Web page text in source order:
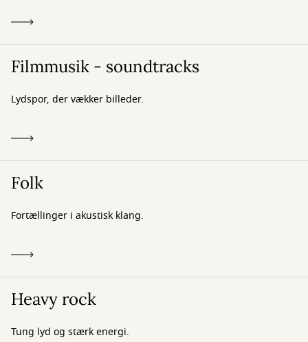
Filmmusik - soundtracks
Lydspor, der vækker billeder.
Folk
Fortællinger i akustisk klang.
Heavy rock
Tung lyd og stærk energi.